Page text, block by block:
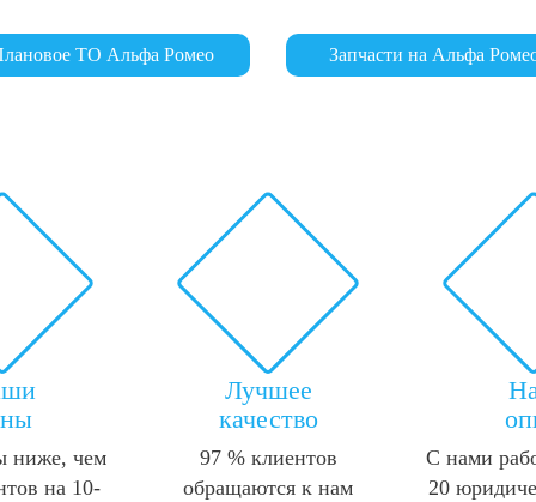
ТО Альфа Ромео Запчасти на Альфа
ниже, чем
на 10-
Лучшее
качество
97 % клиентов
обращаются к нам
С нами
20